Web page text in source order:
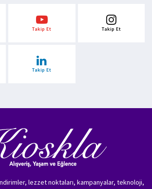
Takip Et Takip Et
Takip Et
lezzet noktaları, kampanyalar, teknoloji,